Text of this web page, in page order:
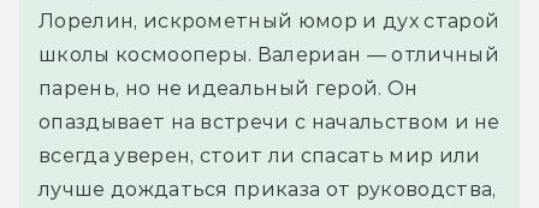
Лорелин, искрометный юмор и дух старой
школы космооперы. Валериан — отличный
парень, но не идеальный герой. Он
опаздывает на встречи с начальством и не
всегда уверен, стоит ли спасать мир или
лучше дождаться приказа от руководства,